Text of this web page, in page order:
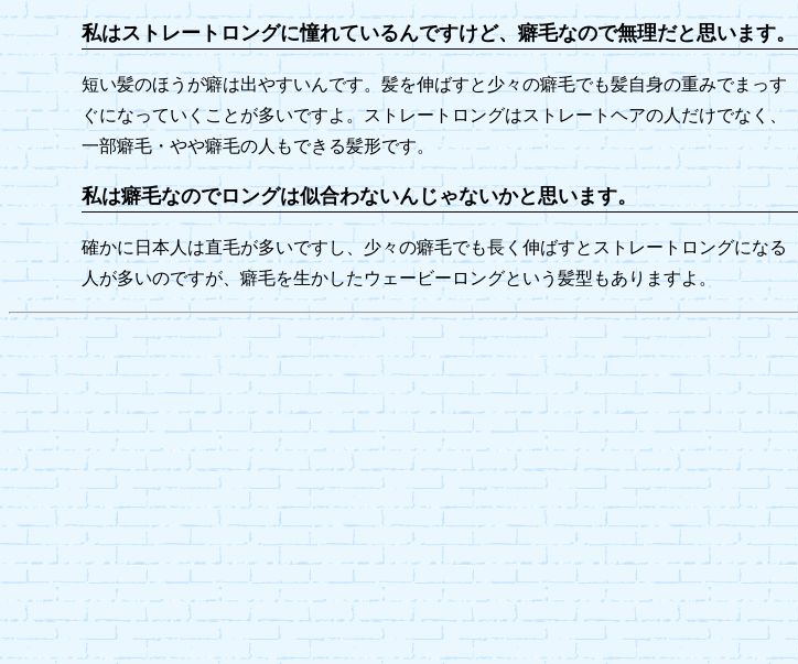
私はストレートロングに憧れているんですけど、癖毛なので無理だと思います。
短い髪のほうが癖は出やすいんです。髪を伸ばすと少々の癖毛でも髪自身の重みでまっす
ぐになっていくことが多いですよ。ストレートロングはストレートヘアの人だけでなく、
一部癖毛・やや癖毛の人もできる髪形です。
私は癖毛なのでロングは似合わないんじゃないかと思います。
確かに日本人は直毛が多いですし、少々の癖毛でも長く伸ばすとストレートロングになる
人が多いのですが、癖毛を生かしたウェービーロングという髪型もありますよ。